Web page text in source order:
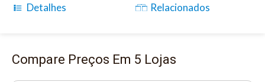
Detalhes
Relacionados
Compare Preços Em 5 Lojas